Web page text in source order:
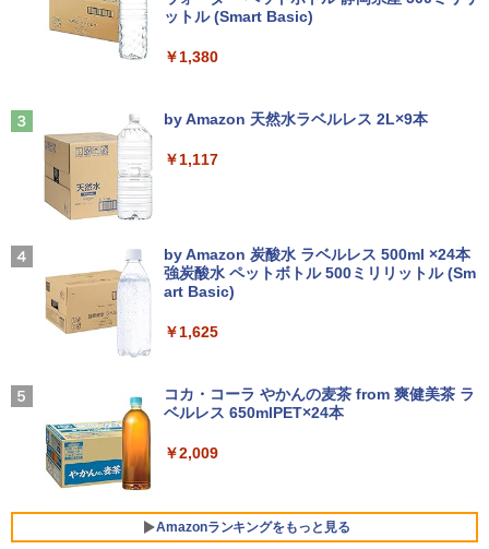
Core i5 富士通 LIFEBOOK A579/B メモ
リ8GB HDD500GB 15.6インチ HDMI テ
る 7日保証 送料無料 2営業日以内に発送
ows11 DVDドライブ Bluetooth HDMI O
ffice付き 中古パソコン 中古ノートPC 整
備済み
￥14,555
4
レビュー投稿 5年保証｜MS Office 2024
ws11 Office付｜スペック Core i5 第7世
代 メモリ 8GB 大容量 HDD 500GB テン
PC オフィス搭載
3070 Micro 第9世代 Core i5 Windows1
1 Pro メモリ 8GB/16GB SSD 256GB/51
DisplayPort WPS Office付き デスクト
第8世代｜HP 中古デスクトップパソコン
Windows11 office付き｜メモリ8GB SS
D256GB HDD500GB｜ デスクトップ Mi
可能｜デスクトップ 中古｜中古PC
デスクトップパソコン Windows11 Offic
e付き パソコン 新品｜インテル 第14世代
スクトップPC 2年保証 激安 高性能 ゲー
ム 本体のみ PC 高スペッ 初期設定済み
サブディスプレイ デュアルモニター テレ
ワーク ミニPC対応 EVICIV
￥11,999
で】 モニター 27インチ 100Hz FHD VA
￥13,980
非光沢 スピーカー内蔵 3年保証 ディスプ
レイ パソコンモニター PCモニター フル
イリスオーヤマ DT-JF *
￥1,980
縄・離島以外送料無料】
￥30,030
4
ー＞ [雑誌]
￥1,689
【 限定生産・特典つき 】YUZURU2027
羽生結弦カレンダー卓上版 [ 能登 直 ]
￥2,750
ラック
￥14,990
レスイヤホン bluetooth イヤホン V12 小型
軽量 ブルートゥースHi-Fi 最大36時間再生 ぶ
るーとゅーす コードレス ENCノイズキャン
付き 防水 タッチ式音量調整 スポーツ/通勤/通
￥1,964
Xiaomi シャオミ REDMI Buds 8 Lite ワイヤ
￥3,480
￥250
￥250
￥250
ットル (Smart Basic)
￥1,380
by Amazon 天然水ラベルレス 2L×9本
￥1,117
by Amazon 炭酸水 ラベルレス 500ml ×24本
強炭酸水 ペットボトル 500ミリリットル (Sm
art Basic)
￥1,625
コカ・コーラ やかんの麦茶 from 爽健美茶 ラ
ベルレス 650mlPET×24本
￥2,009
Amazonランキングをもっと見る